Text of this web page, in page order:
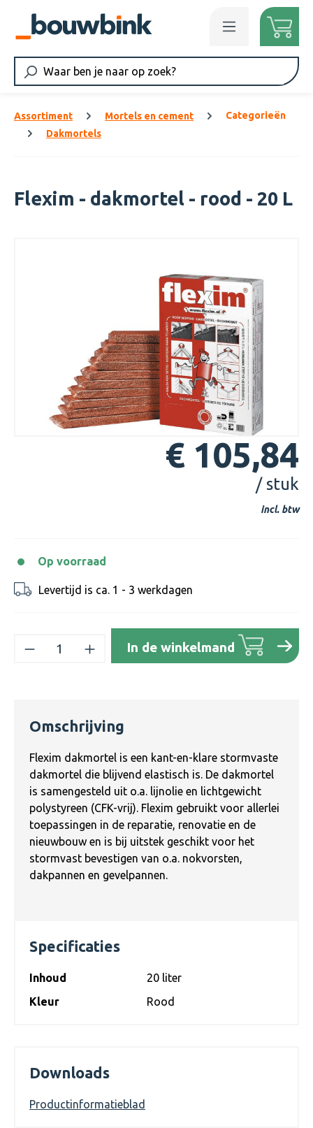
Ga naar de hoofdinhoud
Assortiment Mortels en cement
Categorieën
Dakmortels
Flexim - dakmortel - rood - 20 L
€ 105,84
/ stuk
incl. btw
Op voorraad
Levertijd is ca. 1 - 3 werkdagen
Producthoeveelheid: Voer de
In de winkelmand
Omschrijving
Flexim dakmortel is een kant-en-klare stormvaste
dakmortel die blijvend elastisch is. De dakmortel
is samengesteld uit o.a. lijnolie en lichtgewicht
polystyreen (CFK-vrij). Flexim gebruikt voor allerlei
toepassingen in de reparatie, renovatie en de
nieuwbouw en is bij uitstek geschikt voor het
stormvast bevestigen van o.a. nokvorsten,
dakpannen en gevelpannen.
Specificaties
Inhoud
20 liter
Kleur
Rood
Downloads
Productinformatieblad